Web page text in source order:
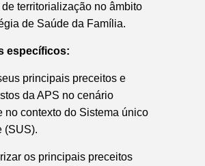
territorialização no âmbito
de Saúde da Família.
específicos:
principais preceitos e
da APS no cenário
no contexto do Sistema único
(SUS).
os principais preceitos